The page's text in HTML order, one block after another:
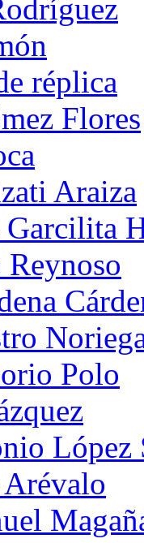
réplica
Flores
Araiza
Polo
López